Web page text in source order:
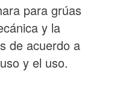
para grúas
y la
de acuerdo a
y el uso.